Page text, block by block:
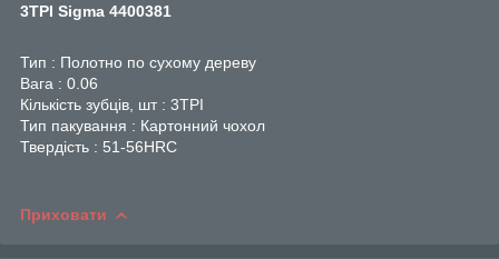
3TPI Sigma 4400381
Тип : Полотно по сухому дереву
Вага : 0.06
Кількість зубців, шт : 3TPI
Тип пакування : Картонний чохол
Твердість : 51-56HRC
Приховати